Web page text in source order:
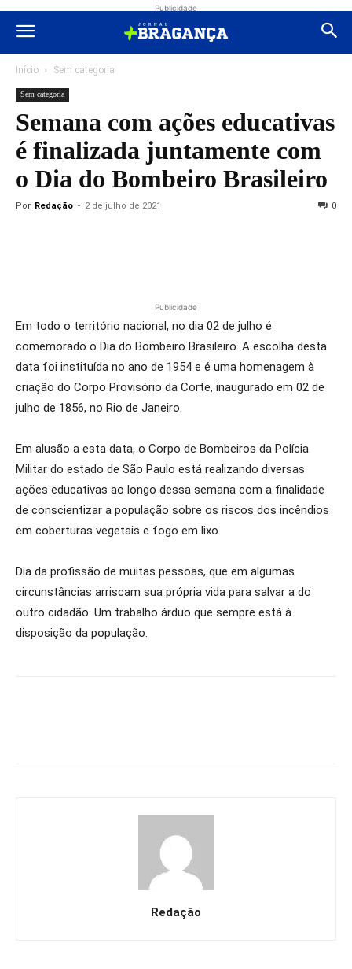
Publicidade
Início Sem categoria
Sem categoria
Semana com ações educativas
é finalizada juntamente com
o Dia do Bombeiro Brasileiro
Por Redação - 2 de julho de 2021 0
Publicidade
Em todo o território nacional, no dia 02 de julho é
comemorado o Dia do Bombeiro Brasileiro. A escolha desta
data foi instituída no ano de 1954 e é uma homenagem à
criação do Corpo Provisório da Corte, inaugurado em 02 de
julho de 1856, no Rio de Janeiro.
Em alusão a esta data, o Corpo de Bombeiros da Polícia
Militar do estado de São Paulo está realizando diversas
ações educativas ao longo dessa semana com a finalidade
de conscientizar a população sobre os riscos dos incêndios
em coberturas vegetais e fogo em lixo.
Dia da profissão de muitas pessoas, que em algumas
circunstâncias arriscam sua própria vida para salvar a do
outro cidadão. Um trabalho árduo que sempre está à
disposição da população.
Redação